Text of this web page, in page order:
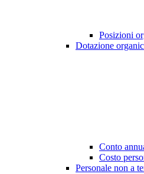
Posizioni
Dotazione
Conto
Costo
Personale non a